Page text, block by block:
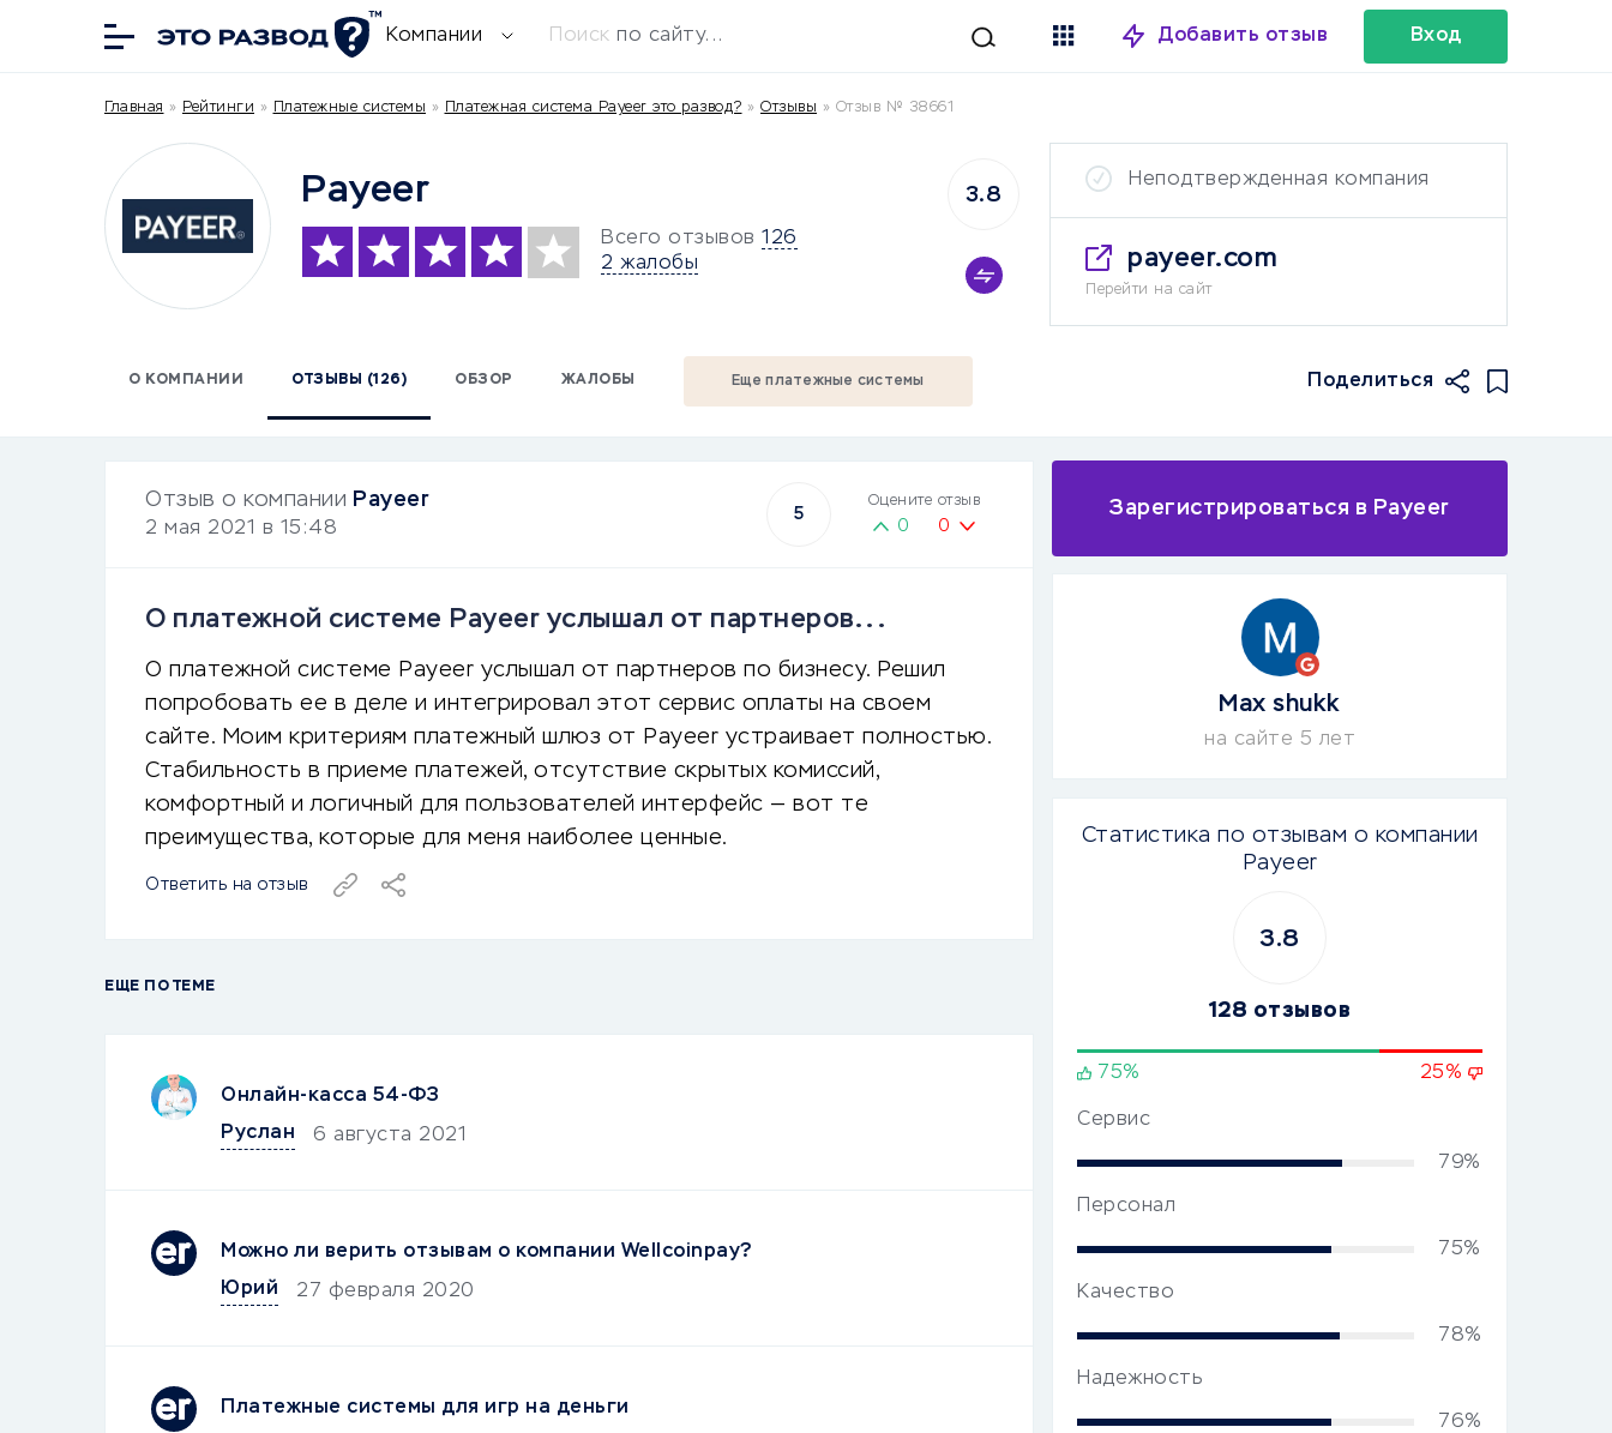
Компании Поиск по сайту... Добавить отзыв Вход
Главная » Рейтинги » Платежные системы » Платежная система Payeer это развод? » Отзывы » Отзыв № 38661
Payeer
Всего отзывов 126
2 жалобы
3.8
Неподтвержденная компания
payeer.com
Перейти на сайт
О КОМПАНИИ ОТЗЫВЫ (126) ОБЗОР ЖАЛОБЫ Еще платежные системы Поделиться
Отзыв о компании Payeer
2 мая 2021 в 15:48
5
Оцените отзыв
0 0
О платежной системе Payeer услышал от партнеров...
О платежной системе Payeer услышал от партнеров по бизнесу. Решил
попробовать ее в деле и интегрировал этот сервис оплаты на своем
сайте. Моим критериям платежный шлюз от Payeer устраивает полностью.
Стабильность в приеме платежей, отсутствие скрытых комиссий,
комфортный и логичный для пользователей интерфейс — вот те
преимущества, которые для меня наиболее ценные.
Ответить на отзыв
ЕЩЕ ПО ТЕМЕ
Онлайн-касса 54-ФЗ
Руслан
6 августа 2021
Можно ли верить отзывам о компании Wellcoinpay?
Юрий
27 февраля 2020
Платежные системы для игр на деньги
Зарегистрироваться в Payeer
Max shukk
на сайте 5 лет
Статистика по отзывам о компании
Payeer
3.8
128 отзывов
75% 25%
Сервис
79%
Персонал
75%
Качество
78%
Надежность
76%